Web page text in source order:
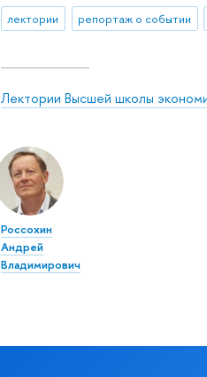
лектории репортаж о событии
Лектории Высшей школы
Россохин
Андрей
Владимирович